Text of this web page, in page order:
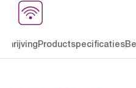
Productspecificaties